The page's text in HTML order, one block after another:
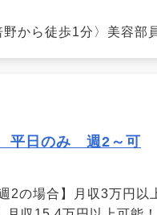
から徒歩1分〉美容
平日のみ 週2～可
2の場合】月収3万円以